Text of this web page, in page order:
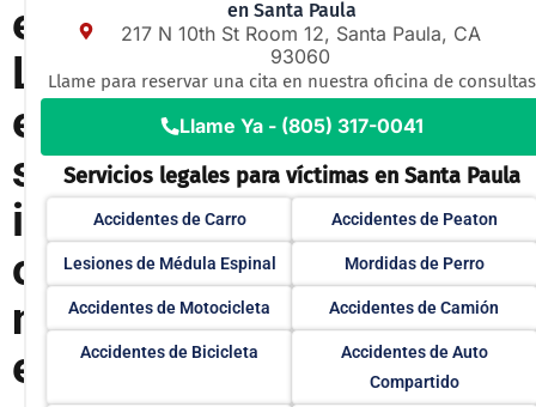
e
L
e
s
i
o
n
e
en Santa Paula
217 N 10th St Room 12, Santa Paula, CA
93060
Llame para reservar una cita en nuestra oficina de consultas
Llame Ya - (805) 317-0041
Servicios legales para víctimas en Santa Paula
Accidentes de Carro Accidentes de Peaton
Lesiones de Médula Espinal Mordidas de Perro
Accidentes de Motocicleta Accidentes de Camión
Accidentes de Bicicleta
Accidentes de Auto
Compartido